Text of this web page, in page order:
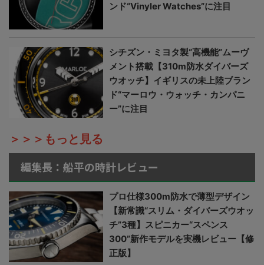
ンド“Vinyler Watches”に注目
シチズン・ミヨタ製“高機能”ムーヴ
メント搭載【310m防水ダイバーズ
ウオッチ】イギリスの未上陸ブラン
ド“マーロウ・ウォッチ・カンパニ
ー”に注目
＞＞＞もっと見る
編集長：船平の時計レビュー
プロ仕様300m防水で薄型デザイン
【新常識“スリム・ダイバーズウオッ
チ”3種】スピニカー“スペンス
300”新作モデルを実機レビュー【修
正版】